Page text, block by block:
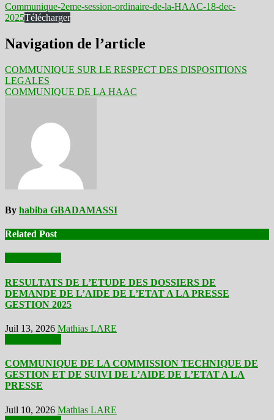
Communique-2eme-session-ordinaire-de-la-HAAC-18-dec-
2025Télécharger
Navigation de l’article
COMMUNIQUE SUR LE RESPECT DES DISPOSITIONS
LEGALES
COMMUNIQUE DE LA HAAC
By habiba GBADAMASSI
Related Post
RESULTATS DE L’ETUDE DES DOSSIERS DE
DEMANDE DE L’AIDE DE L’ETAT A LA PRESSE
GESTION 2025
Juil 13, 2026 Mathias LARE
COMMUNIQUE DE LA COMMISSION TECHNIQUE DE
GESTION ET DE SUIVI DE L’AIDE DE L’ETAT A LA
PRESSE
Juil 10, 2026 Mathias LARE